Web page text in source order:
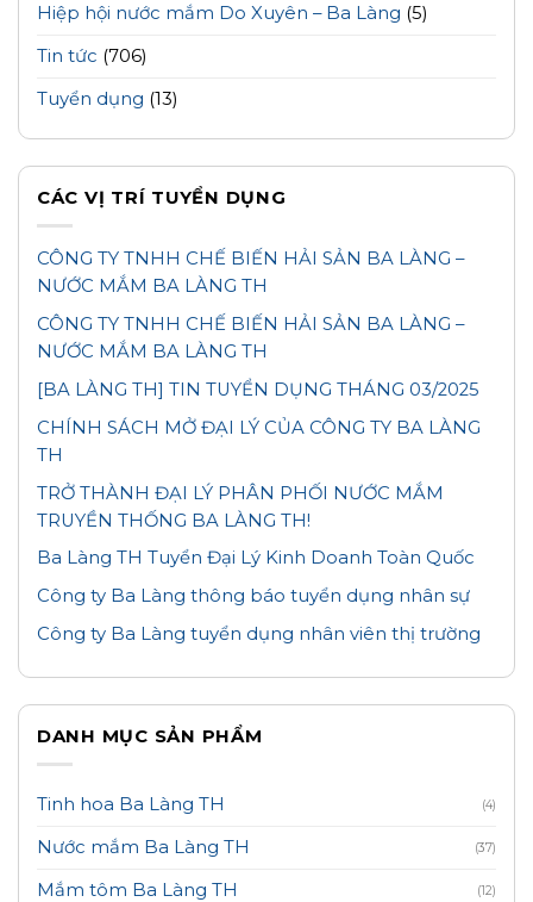
Hiệp hội nước mắm Do Xuyên – Ba Làng (5)
Tin tức (706)
Tuyển dụng (13)
CÁC VỊ TRÍ TUYỂN DỤNG
CÔNG TY TNHH CHẾ BIẾN HẢI SẢN BA LÀNG –
NƯỚC MẮM BA LÀNG TH
CÔNG TY TNHH CHẾ BIẾN HẢI SẢN BA LÀNG –
NƯỚC MẮM BA LÀNG TH
[BA LÀNG TH] TIN TUYỂN DỤNG THÁNG 03/2025
CHÍNH SÁCH MỞ ĐẠI LÝ CỦA CÔNG TY BA LÀNG
TH
TRỞ THÀNH ĐẠI LÝ PHÂN PHỐI NƯỚC MẮM
TRUYỀN THỐNG BA LÀNG TH!
Ba Làng TH Tuyển Đại Lý Kinh Doanh Toàn Quốc
Công ty Ba Làng thông báo tuyển dụng nhân sự
Công ty Ba Làng tuyển dụng nhân viên thị trường
DANH MỤC SẢN PHẨM
Tinh hoa Ba Làng TH (4)
Nước mắm Ba Làng TH (37)
Mắm tôm Ba Làng TH (12)